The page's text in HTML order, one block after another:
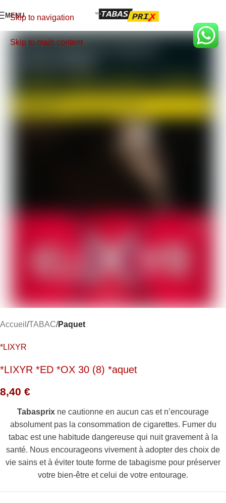
Skip to navigation
Skip to main content
MENU
Accueil TABAC Paquet
*LIXYR
*LIXYR *ED *OX 30 (8) *aquet
8,40 €
Tabasprix ne cautionne en aucun cas et n’encourage
absolument pas la consommation de cigarettes. Fumer du
tabac est une habitude dangereuse qui nuit gravement à la
santé. Nous encourageons vivement à adopter des choix de
vie sains et à éviter toute forme de tabagisme pour préserver
votre bien-être et celui de votre entourage.